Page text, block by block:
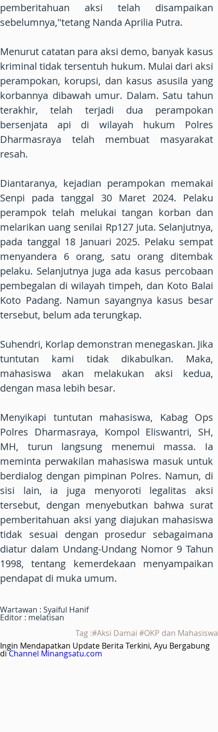
pemberitahuan aksi telah disampaikan
sebelumnya,"tetang Nanda Aprilia Putra.
Menurut catatan para aksi demo, banyak kasus
kriminal tidak tersentuh hukum. Mulai dari aksi
perampokan, korupsi, dan kasus asusila yang
korbannya dibawah umur. Dalam. Satu tahun
terakhir, telah terjadi dua perampokan
bersenjata api di wilayah hukum Polres
Dharmasraya telah membuat masyarakat
resah.
Diantaranya, kejadian perampokan memakai
Senpi pada tanggal 30 Maret 2024. Pelaku
perampok telah melukai tangan korban dan
melarikan uang senilai Rp127 juta. Selanjutnya,
pada tanggal 18 Januari 2025. Pelaku sempat
menyandera 6 orang, satu orang ditembak
pelaku. Selanjutnya juga ada kasus percobaan
pembegalan di wilayah timpeh, dan Koto Balai
Koto Padang. Namun sayangnya kasus besar
tersebut, belum ada terungkap.
Suhendri, Korlap demonstran menegaskan. Jika
tuntutan kami tidak dikabulkan. Maka,
mahasiswa akan melakukan aksi kedua,
dengan masa lebih besar.
Menyikapi tuntutan mahasiswa, Kabag Ops
Polres Dharmasraya, Kompol Eliswantri, SH,
MH, turun langsung menemui massa. Ia
meminta perwakilan mahasiswa masuk untuk
berdialog dengan pimpinan Polres. Namun, di
sisi lain, ia juga menyoroti legalitas aksi
tersebut, dengan menyebutkan bahwa surat
pemberitahuan aksi yang diajukan mahasiswa
tidak sesuai dengan prosedur sebagaimana
diatur dalam Undang-Undang Nomor 9 Tahun
1998, tentang kemerdekaan menyampaikan
pendapat di muka umum.
Wartawan : Syaiful Hanif
Editor : melatisan
Tag :#Aksi Damai #OKP dan Mahasiswa
Ingin Mendapatkan Update Berita Terkini, Ayu Bergabung
diChannel Minangsatu.com